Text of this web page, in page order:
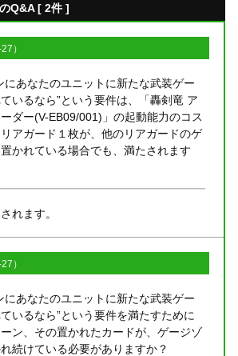
Q&A [ 2件 ]
）
にあなたのユニットに新たな武装ゲー
いるなら”という要件は、「轟剣竜 ア
ダー(V-EB09/001)」の起動能力のコス
リアガード１枚が、他のリアガードのゲ
かれている場合でも、満たされます
れます。
）
にあなたのユニットに新たな武装ゲー
いるなら”という要件を満たすために
ン、その置かれたカードが、ゲージゾ
続けている必要がありますか？